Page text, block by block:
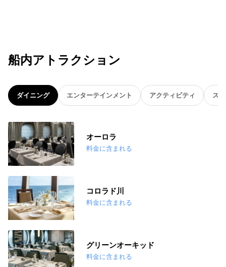
船内アトラクション
ダイニング エンターテインメント アクティビティ ス
オーロラ
料金に含まれる
コロラド川
料金に含まれる
グリーンオーキッド
料金に含まれる